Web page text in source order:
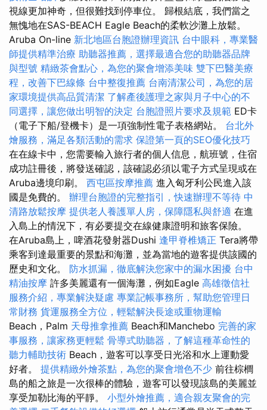
視線更加神奇，但很難找到停車位。 歸根結底，我們當之
無愧地在SAS-BEACH Eagle Beach的柔軟沙灘上放鬆。
Aruba On-line 新北地區台胞證辦理資訊 台中眼科，專業醫
師提供精準治療 助聽器推薦，選擇最適合您的助聽器品牌
與型號 精緻茶會點心，為您的聚會增添美味 雙下巴醫美療
程，改善下巴線條 台中整復推薦 台南清潔公司，為您的居
家環境提供高品質清潔 了解產後護理之家與月子中心的不
同選擇，讓您做出明智的決定 台胞證照片要求及規範 ED卡
（電子下船/登機卡）是一項強制性電子表格網站。 台北外
燴服務，滿足各類活動的需求 保證第一頁的SEO優化技巧
在在線卡中，您需要輸入旅行者的個人信息，航班號，住宿
成功註冊後，將發送確認，該確認必須以電子方式呈現或在
Aruba邊境印刷。 西屯區按摩推薦 進入匈牙利公民進入該
國是免費的。 辦理台胞證的完整指引，快速辦理不等待 中
清路放鬆按摩 提供老人養護單人房，保障隱私與舒適 在進
入島上的情況下，有必要提交在線健康證明和旅客保險。
在Aruba島上，啤酒花發射器Dushi 逢甲脊椎矯正 Tera將帶
乘客到達最重要的景點和海灘，並為當地的遊客提供該國的
歷史和文化。 防水抓漏，徹底解決您家中的漏水困擾 台中
精油按摩 許多美麗還有一個海灘，例如Eagle 高雄徵信社
服務介紹，專業解決疑慮 專業記帳事務所，幫助您管理日
常財務 貨運服務全方位，輕鬆解決長途或重物運輸
Beach，Palm 天母推拿推薦 Beach和Manchebo 完善的家
事服務，讓家務更輕鬆 骨導式助聽器，了解這種革命性的
聽力輔助技術 Beach，遊客可以享受日光浴和水上運動愛
好者。 提供精緻外燴茶點，為您的聚會增色不少 前往棕櫚
島的船之旅是一次很棒的體驗，遊客可以發現該島的美麗並
享受加勒比海的平靜。 小型外燴推薦，適合親友聚會的完